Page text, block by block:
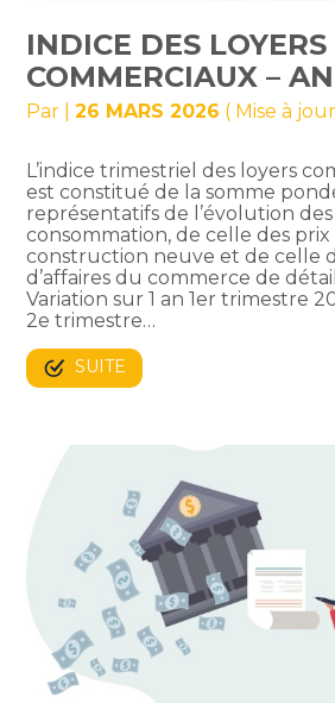
INDICE DES LOYERS
COMMERCIAUX –
Par |26 MARS 2026 ( Mise à
L’indice trimestriel des loyers
est constitué de la somme
représentatifs de l’évolution des
consommation, de celle des prix
construction neuve et de celle
d’affaires du commerce de
Variation sur 1 an 1er trimestre
2e trimestre…
SUITE